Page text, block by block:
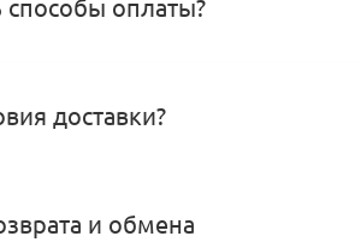
способы оплаты?
доставки?
и обмена